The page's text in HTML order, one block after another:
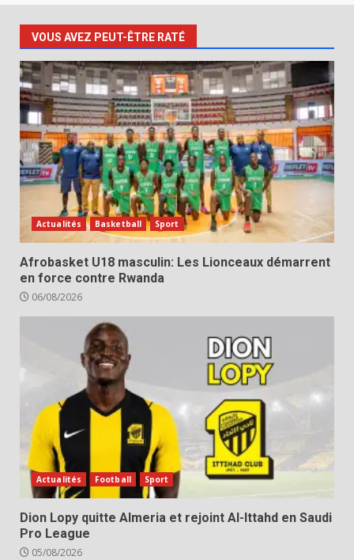
VOUS AVEZ PEUT-ÊTRE RATÉ
Actualités Basketball Sport
Afrobasket U18 masculin: Les Lionceaux démarrent
en force contre Rwanda
06/08/2026
Actualités Football Sport
Dion Lopy quitte Almeria et rejoint Al-Ittahd en Saudi
Pro League
05/08/2026